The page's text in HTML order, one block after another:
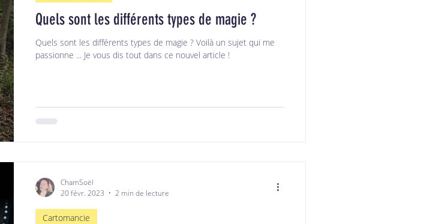
Quels sont les différents types de magie ?
Quels sont les différents types de magie ? Voilà un sujet qui me
passionne ... Je vous dis tout dans ce nouvel article !
Cartomancie
ChamSoël
20 févr. 2023
2 min de lecture